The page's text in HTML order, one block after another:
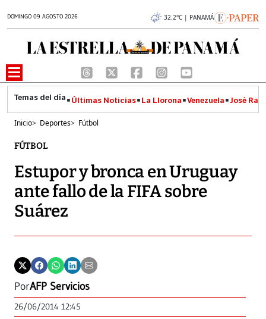
DOMINGO 09 AGOSTO 2026 32.2°C | PANAMÁ
Últimas Noticias La Llorona Venezuela José
Inicio> Deportes> Fútbol
FÚTBOL
Estupor y bronca en Uruguay
ante fallo de la FIFA sobre
Suárez
PorAFP Servicios
26/06/2014 12:45